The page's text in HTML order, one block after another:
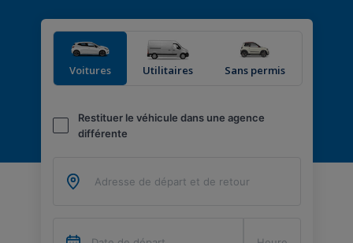
Voitures Utilitaires Sans permis
Restituer le véhicule dans une agence
différente